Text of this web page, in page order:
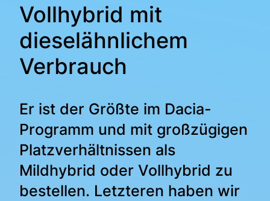
Vollhybrid mit
dieselähnlichem
Verbrauch
Er ist der Größte im Dacia-
Programm und mit großzügigen
Platzverhältnissen als
Mildhybrid oder Vollhybrid zu
bestellen. Letzteren haben wir